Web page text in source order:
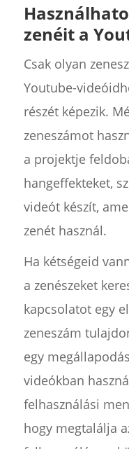
zenéit a
Csak olyan
Youtube-
részét képezik.
zeneszámot
a projektje
hangeffekteket,
videót készít,
zenét használ.
Ha kétségeid
a zenészeket
kapcsolatot egy
zeneszám
egy
videókban
felhasználási
hogy megtalálja